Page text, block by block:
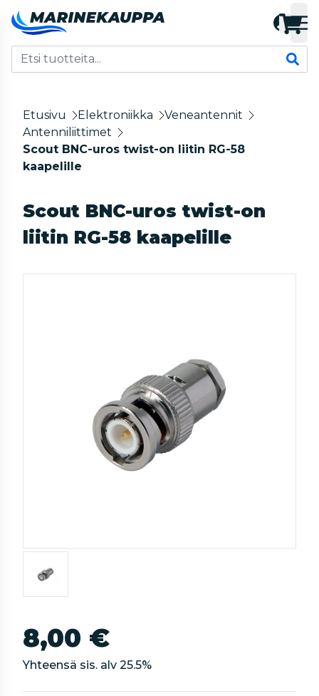
Etusivu Elektroniikka
Veneantennit
Antenniliittimet
Scout BNC-uros twist-on liitin RG-58
kaapelille
Scout BNC-uros twist-on
liitin RG-58 kaapelille
8,00 €
Yhteensä sis. alv 25.5%